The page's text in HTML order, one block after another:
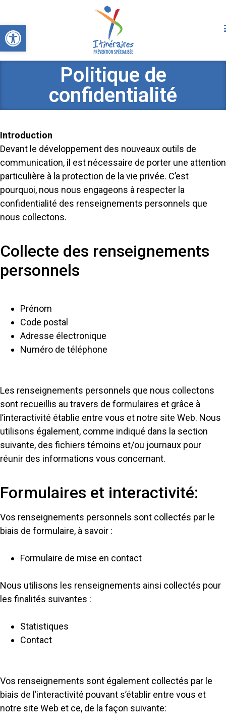
Ouvrir la barre d’outils
Politique de
confidentialité
Introduction
Devant le développement des nouveaux outils de
communication, il est nécessaire de porter une attention
particulière à la protection de la vie privée. C’est
pourquoi, nous nous engageons à respecter la
confidentialité des renseignements personnels que
nous collectons.
Collecte des renseignements
personnels
Prénom
Code postal
Adresse électronique
Numéro de téléphone
Les renseignements personnels que nous collectons
sont recueillis au travers de formulaires et grâce à
l’interactivité établie entre vous et notre site Web. Nous
utilisons également, comme indiqué dans la section
suivante, des fichiers témoins et/ou journaux pour
réunir des informations vous concernant.
Formulaires et interactivité:
Vos renseignements personnels sont collectés par le
biais de formulaire, à savoir :
Formulaire de mise en contact
Nous utilisons les renseignements ainsi collectés pour
les finalités suivantes :
Statistiques
Contact
Vos renseignements sont également collectés par le
biais de l’interactivité pouvant s’établir entre vous et
notre site Web et ce, de la façon suivante: